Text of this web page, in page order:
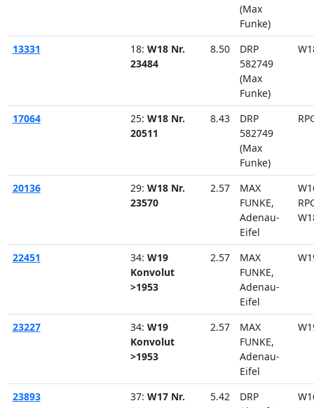
(Max
Funke)
13331
18: W18 Nr.
23484
8.50
DRP
582749
(Max
Funke)
17064 25: W18 Nr.
20511
8.43
DRP
582749
(Max
Funke)
20136 29: W18 Nr.
23570
2.57
MAX
FUNKE,
Adenau-
Eifel
22451 34: W19
Konvolut
>1953
2.57
MAX
FUNKE,
Adenau-
Eifel
23227 34: W19
Konvolut
>1953
2.57
MAX
FUNKE,
Adenau-
Eifel
23893 37: W17 Nr.
5.42
DRP